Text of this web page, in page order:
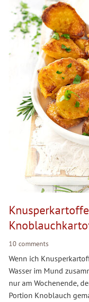
10 comments
Wenn ich
Wasser im Mund
nur am Wochenende,
Portion Knoblauch